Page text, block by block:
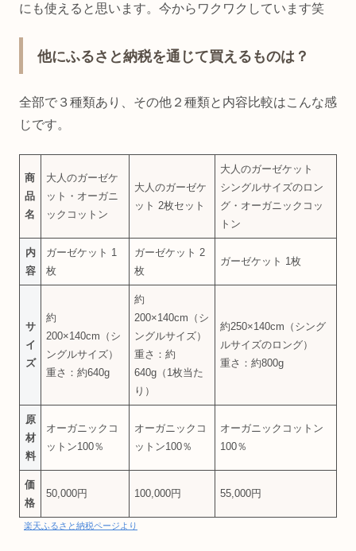
にも使えると思います。今からワクワクしています笑
他にふるさと納税を通じて買えるものは？
全部で３種類あり、その他２種類と内容比較はこんな感
じです。
商
品
名
大人のガーゼケ
ット・オーガニ
ックコットン
大人のガーゼケ
ット 2枚セット
大人のガーゼケット
シングルサイズのロン
グ・オーガニックコッ
トン
内
容
ガーゼケット 1
枚
ガーゼケット 2
枚
ガーゼケット 1枚
サ
イ
ズ
約
200×140cm（シ
ングルサイズ）
重さ：約640g
約
200×140cm（シ
ングルサイズ）
重さ：約
640g（1枚当た
り）
約250×140cm（シング
ルサイズのロング）
重さ：約800g
原
材
料
オーガニックコ
ットン100％
オーガニックコ
ットン100％
オーガニックコットン
100％
価
格
50,000円 100,000円 55,000円
楽天ふるさと納税ページより